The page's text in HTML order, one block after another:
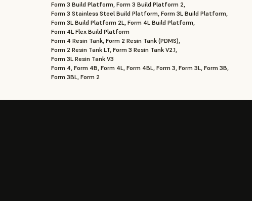
Form 3 Build Platform, Form 3 Build Platform 2,
Form 3 Stainless Steel Build Platform, Form 3L Build Platform,
Form 3L Build Platform 2L, Form 4L Build Platform,
Form 4L Flex Build Platform
Form 4 Resin Tank, Form 2 Resin Tank (PDMS),
Form 2 Resin Tank LT, Form 3 Resin Tank V2.1,
Form 3L Resin Tank V3
Form 4, Form 4B, Form 4L, Form 4BL, Form 3, Form 3L, Form 3B,
Form 3BL, Form 2